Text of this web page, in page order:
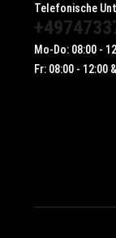
Telefonische
Mo-Do: 08:00 -
Fr: 08:00 - 12:00